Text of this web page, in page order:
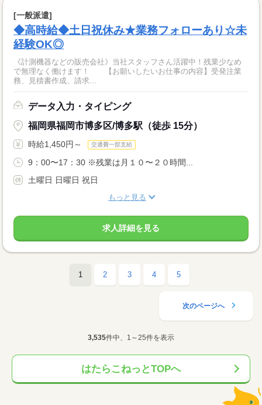
[一般派遣]
◆高時給◆土日祝休み★業務フォローあり☆未
経験OK◎
《計測機器などの販売会社》当社スタッフさん活躍中！残業少なめ
で無理なく働けます！ 【お願いしたいお仕事の内容】受発注業
務、見積書作成、請求...
データ入力・タイピング
福岡県福岡市博多区/博多駅（徒歩 15分）
時給1,450円～ 交通費一部支給
9：00〜17：30 ※残業は月１０〜２０時間...
土曜日 日曜日 祝日
もっと見る
求人詳細を見る
1 2 3 4 5
次のページへ
3,535件中、1～25件を表示
はたらこねっとTOPへ